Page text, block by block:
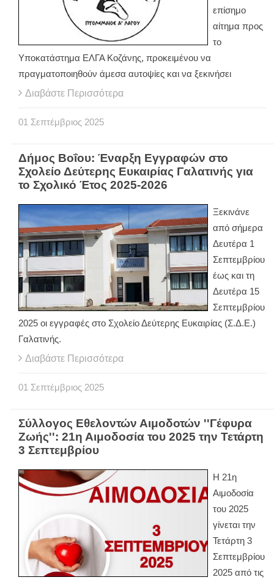
επίσημο
αίτημα προς
το
Υποκατάστημα ΕΛΓΑ Κοζάνης, προκειμένου να
πραγματοποιηθούν άμεσα αυτοψίες και να ξεκινήσει
Διαβάστε Περισσότερα
01 Σεπτέμβριος 2025
Δήμος Βοΐου: Έναρξη Εγγραφών στο
Σχολείο Δεύτερης Ευκαιρίας Γαλατινής για
το Σχολικό Έτος 2025-2026
Ξεκινάνε
από σήμερα
Δευτέρα 1
Σεπτεμβρίου
έως και τη
Δευτέρα 15
Σεπτεμβρίου
2025 οι εγγραφές στο Σχολείο Δεύτερης Ευκαιρίας (Σ.Δ.Ε.)
Γαλατινής.
Διαβάστε Περισσότερα
01 Σεπτέμβριος 2025
Σύλλογος Εθελοντών Αιμοδοτών ''Γέφυρα
Ζωής'': 21η Αιμοδοσία του 2025 την Τετάρτη
3 Σεπτεμβρίου
Η 21η
Αιμοδοσία
του 2025
γίνεται την
Τετάρτη 3
Σεπτεμβρίου
2025 από τις